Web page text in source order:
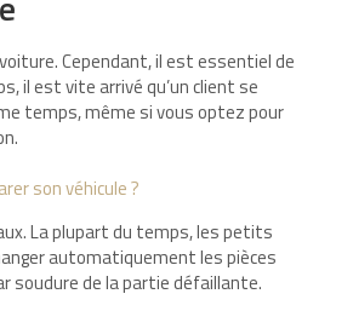
Cependant, il est essentiel de
il est vite arrivé qu’un client se
temps, même si vous optez pour
son véhicule ?
La plupart du temps, les petits
automatiquement les pièces
soudure de la partie défaillante.